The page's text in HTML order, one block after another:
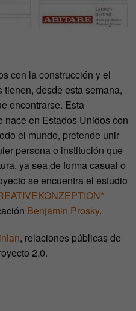
con la construcción y el
desde esta semana,
encontrarse. Esta
en Estados Unidos con
el mundo, pretende unir
persona o institución que
ya sea de forma casual o
se encuentra el estudio
Benjamin Prosky.
, relaciones públicas de
2.0.